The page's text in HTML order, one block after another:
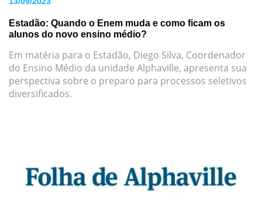
Estadão: Quando o Enem muda e como ficam os
alunos do novo ensino médio?
Em matéria para o Estadão, Diego Silva, Coordenador
do Ensino Médio da unidade Alphaville, apresenta sua
perspectiva sobre o preparo para processos seletivos
diversificados.